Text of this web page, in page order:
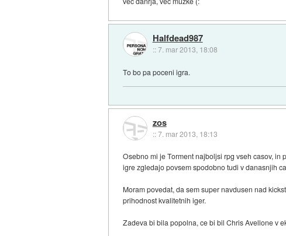
Halfdead987
::7. mar 2013, 18:08
To bo pa poceni igra.
zos
::7. mar 2013, 18:13
Osebno mi je Torment najboljsi rpg vseh casov,
igre zgledajo povsem spodobno tudi v danasnjih
Moram povedat, da sem super navdusen nad
prihodnost kvalitetnih iger.
Zadeva bi bila popolna, ce bi bil Chris Avellone v